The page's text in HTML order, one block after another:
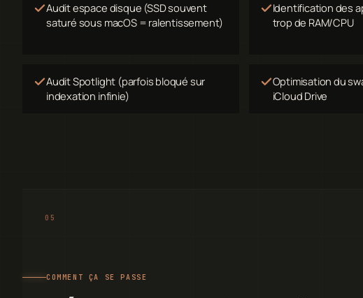
Audit espace disque (SSD souvent
saturé sous macOS = ralentissement)
Identification des
trop de RAM/CPU
Audit Spotlight (parfois bloqué sur
indexation infinie)
Optimisation du
iCloud Drive
COMMENT ÇA SE PASSE